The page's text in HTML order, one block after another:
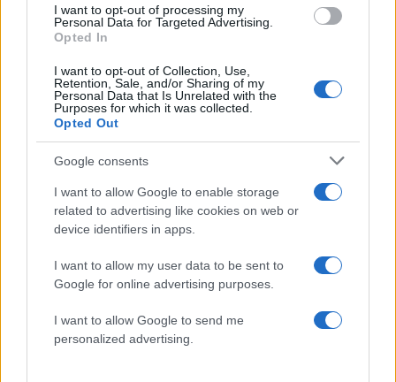
I want to opt-out of processing my
Personal Data for Targeted Advertising.
Opted In
I want to opt-out of Collection, Use,
Retention, Sale, and/or Sharing of my
Personal Data that Is Unrelated with the
Purposes for which it was collected.
Opted Out
Google consents
I want to allow Google to enable storage
related to advertising like cookies on web or
device identifiers in apps.
I want to allow my user data to be sent to
Google for online advertising purposes.
I want to allow Google to send me
personalized advertising.
Πιο σχολιασμένα
Marfin: Η 46χρονη πήρε προθεσμία για
να απολογηθεί την Τρίτη – «Είναι αθώα,
συμμετείχε στη διαδήλωση όπως και
100.000 άτομα»
Βγήκαν ξανά τα μαχαίρια στην Ελπίδα
για τη Δημοκρατία: «Καρυστιανού,
Γρατσία και Γαλανός μετέτρεψαν το
κίνημα σε φοβικό αρχηγικό κόμμα»
Μεταφορές χρημάτων: Πότε μπορεί να
θεωρηθούν δωρεές και να επιβληθεί
φόρος – Τι ισχυεί για τις γονικές παροχές
Απίστευτο κι όμως αληθινό -
Aναστέλλονται τα τακτικά ραντεβού του
αγγειοχειρουργού του νοσοκομείου
γιατρού
Σούπερ μάρκετ: Νέες μειώσεις τιμών –